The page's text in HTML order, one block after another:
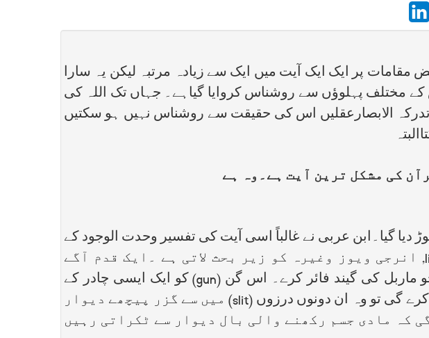
پر ایک ایک آیت میں ایک سے زیادہ مرتبہ لیکن یہ سارا
مختلف پہلوؤں سے روشناس کروایا گیاہے۔ جہاں تک اللہ کی
تدرکہ الابصارعقلیں اس کی حقیقت سے روشناس نہیں ہو سکتیں
کی مشکل ترین آیت ہے۔وہ ہے
گیا۔ابن عربی نے غالباً اسی آیت کی تفسیر وحدت الوجود کے
نظریہ سے کی ہے۔ ہمارے دور میں کوانٹم فزکس جو سب سے زیادہ نورlight, انرجی ویوز وغیرہ کو زیر بحث لاتی ہے ۔ایک قدم آگے
بڑھاتے ہوئے کہتی ہے:Double Slit Experimentاگر ایک ایسی گن (gun) ہو جو ماربل کی گیند فائر کرے۔ اس گن (gun) کو ایک ایسی چادر کے
سامنے رکھا جائے جس میں دو عمودی درزیں (slit) ہوں۔ جب گن ماربل بال فائر کرے گی تو وہ ان دونوں درزوں (slit) میں سے گزر پیچھے دیوار
کہ مادی جسم رکھنے والی بال دیوار سے ٹکراتی رہیں